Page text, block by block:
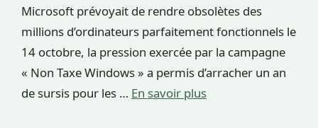
Microsoft prévoyait de rendre obsolètes des
millions d’ordinateurs parfaitement fonctionnels le
14 octobre, la pression exercée par la campagne
« Non Taxe Windows » a permis d’arracher un an
de sursis pour les … En savoir plus